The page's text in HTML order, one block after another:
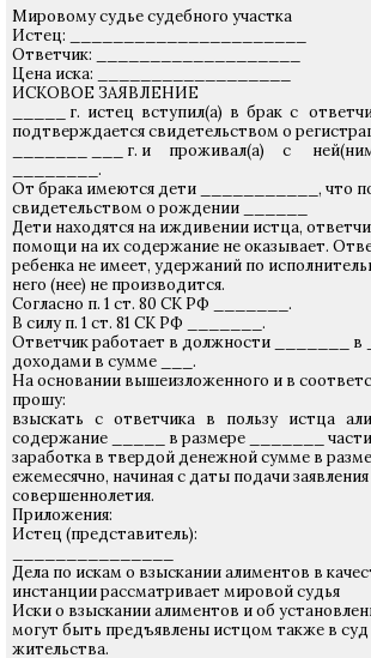
Мировому судье судебного участка
Истец: ______________________
Ответчик: ___________________
Цена иска: __________________
ИСКОВОЕ ЗАЯВЛЕНИЕ
_____ г. истец вступил(а) в брак с
подтверждается свидетельством о
_______ ___ г. и проживал(а) с
________.
От брака имеются дети ___________, что
свидетельством о рождении ______
Дети находятся на иждивении истца,
помощи на их содержание не оказывает.
ребенка не имеет, удержаний по
него (нее) не производится.
Согласно п. 1 ст. 80 СК РФ _______.
В силу п. 1 ст. 81 СК РФ _______.
Ответчик работает в должности _______ в
доходами в сумме ___.
На основании вышеизложенного и в
прошу:
взыскать с ответчика в пользу истца
содержание _____ в размере _______
заработка в твердой денежной сумме в
ежемесячно, начиная с даты подачи
совершеннолетия.
Приложения:
Истец (представитель):
Дела по искам о взыскании алиментов в
инстанции рассматривает мировой судья
Иски о взыскании алиментов и об
могут быть предъявлены истцом также в суд
жительства.